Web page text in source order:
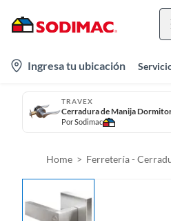
Ingresa tu ubicación
TRAVEX
Cerradura de Manija
PorSodimac
Home Ferretería -